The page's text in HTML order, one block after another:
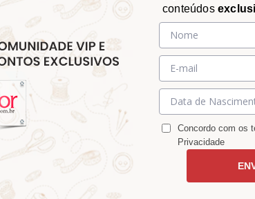
TECIDOS E
AVIAMENTOS
&
ACESSÓRIOS
TECIDOS
PARA
DECORAÇÃO
conteúdos
Concordo com os
Privacidade